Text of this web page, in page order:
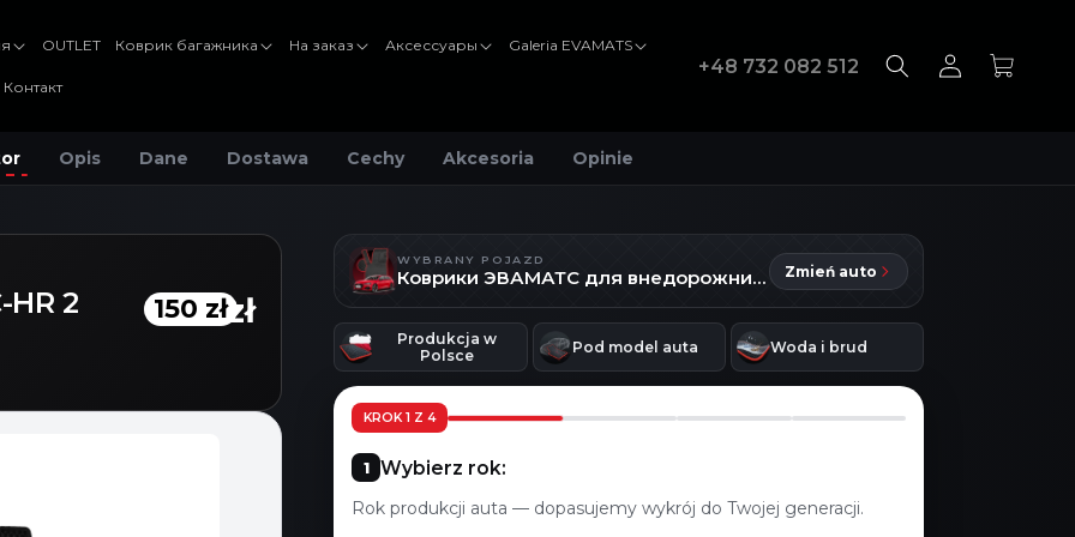
OUTLET Коврик багажника На заказ Аксессуары Galeria EVAMATS
Контакт
+48 732 082 512 Войти Корзина
Opis Dane Dostawa Cechy Akcesoria Opinie
2
150 zł
150 zł
WYBRANY POJAZD
Коврики ЭВАМАТС для внедорожника Toyota C-HR 2 поколения Zmień auto
Produkcja w
Polsce
Pod model auta Woda i brud
KROK 1 Z 4
Wybierz rok:
Rok produkcji auta — dopasujemy wykrój do Twojej generacji.